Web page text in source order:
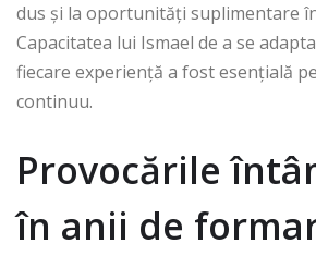
dus și la oportunități suplimentare
Capacitatea lui Ismael de a se
fiecare experiență a fost esențială
continuu.
Provocările
în anii de